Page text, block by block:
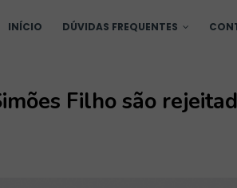
INÍCIO DÚVIDAS FREQUENTES
Filho são